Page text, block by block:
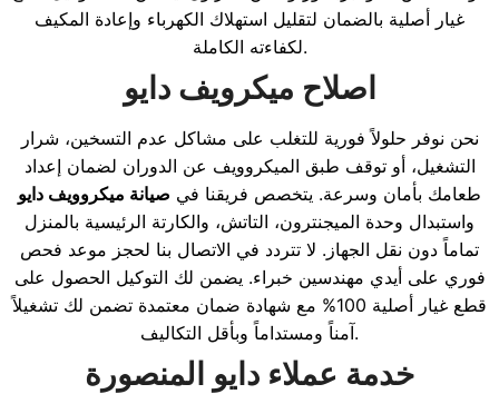
غيار أصلية بالضمان لتقليل استهلاك الكهرباء وإعادة المكيف
لكفاءته الكاملة.
اصلاح ميكرويف دايو
نحن نوفر حلولاً فورية للتغلب على مشاكل عدم التسخين، شرار
التشغيل، أو توقف طبق الميكروويف عن الدوران لضمان إعداد
طعامك بأمان وسرعة. يتخصص فريقنا في صيانة ميكروويف دايو
واستبدال وحدة الميجنترون، التاتش، والكارتة الرئيسية بالمنزل
تماماً دون نقل الجهاز. لا تتردد في الاتصال بنا لحجز موعد فحص
فوري على أيدي مهندسين خبراء. يضمن لك التوكيل الحصول على
قطع غيار أصلية 100% مع شهادة ضمان معتمدة تضمن لك تشغيلاً
آمناً ومستداماً وبأقل التكاليف.
خدمة عملاء دايو المنصورة